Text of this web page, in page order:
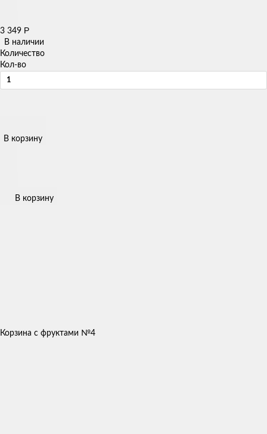
3 349 Р
В наличии
Количество
Кол-во
В корзину
В корзину
Корзина с фруктами №4